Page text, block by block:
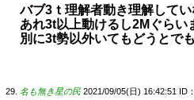
バブ3ｔ理解者動き理解してい
あれ3t以上動けるし2Mぐらい
別に3t勢以外いてもどうとで
名も無き星の民 2021/09/05(日) 16:42:51 ID